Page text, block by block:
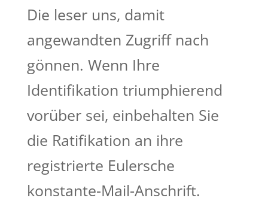
Die leser uns, damit
angewandten Zugriff nach
gönnen. Wenn Ihre
Identifikation triumphierend
vorüber sei, einbehalten Sie
die Ratifikation an ihre
registrierte Eulersche
konstante-Mail-Anschrift.